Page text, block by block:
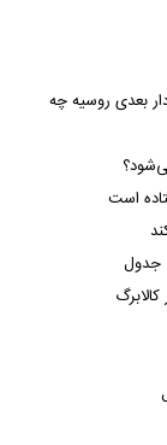
بعدی روسیه چه
است